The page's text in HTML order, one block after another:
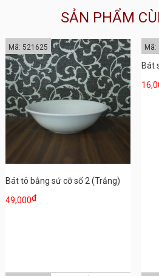
SẢN PHẨM
Bát tô bằng sứ cỡ số 2 (Trắng)
49,000đ
Mã: 521625
Bát
Mã: